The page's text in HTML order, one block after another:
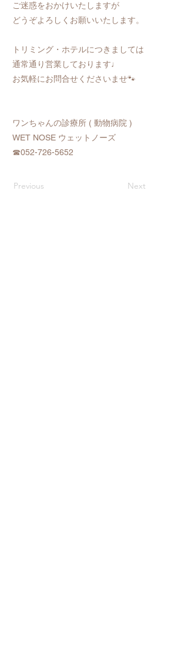
ご迷惑をおかけいたしますが
どうぞよろしくお願いいたします。
トリミング・ホテルにつきましては
通常通り営業しております♩
お気軽にお問合せくださいませ🐾
ワンちゃんの診療所 ( 動物病院 )
WET NOSE ウェットノーズ
☎052-726-5652
Previous Next